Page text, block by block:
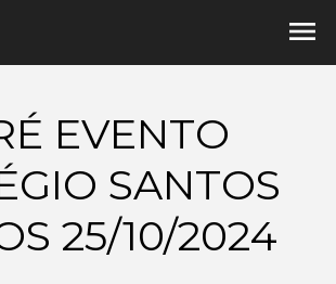
menu
EVENTO
SANTOS
25/10/2024